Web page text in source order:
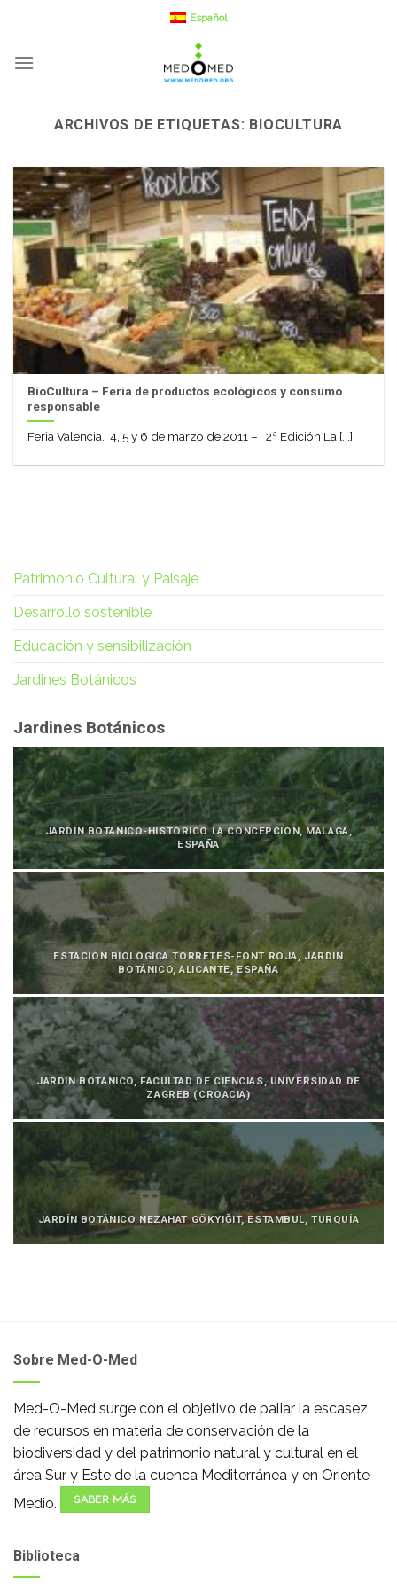
contenido
Español
ARCHIVOS DE ETIQUETAS: BIOCULTURA
BioCultura – Feria de productos ecológicos y consumo
responsable
Feria Valencia. 4, 5 y 6 de marzo de 2011 – 2ª Edición La [...]
Patrimonio Cultural y Paisaje
Desarrollo sostenible
Educación y sensibilización
Jardines Botánicos
Jardines Botánicos
JARDÍN BOTÁNICO-HISTÓRICO LA CONCEPCIÓN, MÁLAGA,
ESPAÑA
ESTACIÓN BIOLÓGICA TORRETES-FONT ROJA, JARDÍN
BOTÁNICO, ALICANTE, ESPAÑA
JARDÍN BOTÁNICO, FACULTAD DE CIENCIAS, UNIVERSIDAD DE
ZAGREB (CROACIA)
JARDÍN BOTÁNICO NEZAHAT GÖKYIĞIT, ESTAMBUL, TURQUÍA
Sobre Med-O-Med
Med-O-Med surge con el objetivo de paliar la escasez
de recursos en materia de conservación de la
biodiversidad y del patrimonio natural y cultural en el
área Sur y Este de la cuenca Mediterránea y en Oriente
Medio.
SABER MÁS
Biblioteca